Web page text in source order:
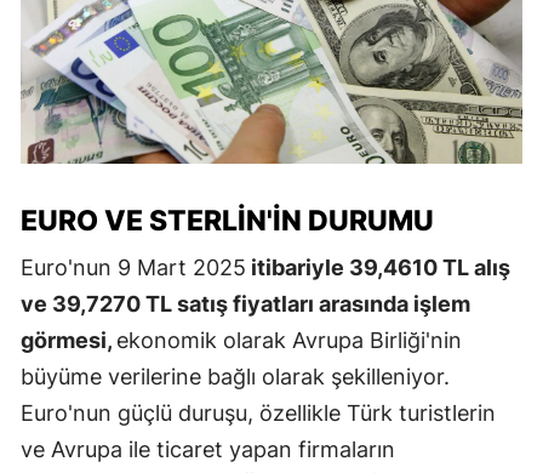
EURO VE STERLIN'IN DURUMU
Euro'nun 9 Mart 2025 itibariyle 39,4610 TL alış
ve 39,7270 TL satış fiyatları arasında işlem
görmesi, ekonomik olarak Avrupa Birliği'nin
büyüme verilerine bağlı olarak şekilleniyor.
Euro'nun güçlü duruşu, özellikle Türk turistlerin
ve Avrupa ile ticaret yapan firmaların